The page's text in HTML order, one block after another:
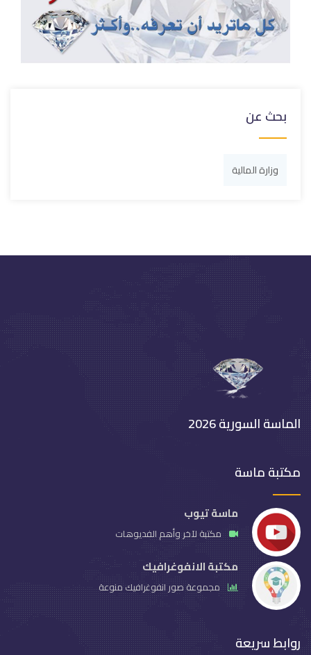
بحث عن
وزارة المالية
الماسة السورية 2026
مكتبة ماسة
ماسة تيوب
مكتبة لآخر وأهم الفديوهات
مكتبة الانفوغرافيك
مجموعة صور انفوغرافيك منوعة
روابط سريعة